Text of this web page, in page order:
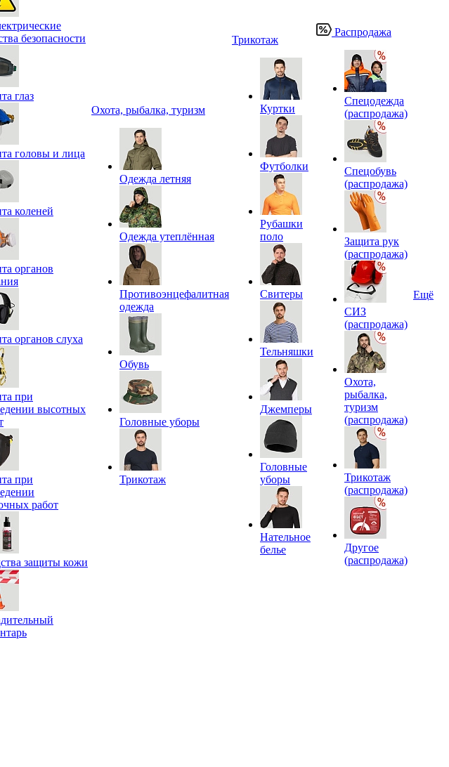
безопасности
глаз
головы и лица
коленей
органов
органов слуха
при
высотных
при
работ
защиты кожи
Охота, рыбалка, туризм
Одежда летняя
Одежда утеплённая
Противоэнцефалитная
одежда
Обувь
Головные уборы
Трикотаж
Трикотаж
Куртки
Футболки
Рубашки
поло
Свитеры
Тельняшки
Джемперы
Головные
уборы
Нательное
белье
Распродажа
Спецодежда
(распродажа)
Спецобувь
(распродажа)
Защита рук
(распродажа)
СИЗ
(распродажа)
Охота,
рыбалка,
туризм
(распродажа)
Трикотаж
(распродажа)
Другое
(распродажа)
Ещё